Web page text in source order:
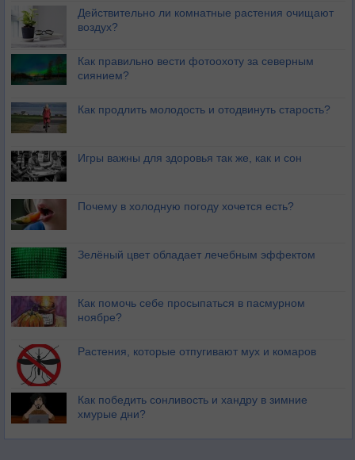
Действительно ли комнатные растения очищают
воздух?
Как правильно вести фотоохоту за северным
сиянием?
Как продлить молодость и отодвинуть старость?
Игры важны для здоровья так же, как и сон
Почему в холодную погоду хочется есть?
Зелёный цвет обладает лечебным эффектом
Как помочь себе просыпаться в пасмурном
ноябре?
Растения, которые отпугивают мух и комаров
Как победить сонливость и хандру в зимние
хмурые дни?